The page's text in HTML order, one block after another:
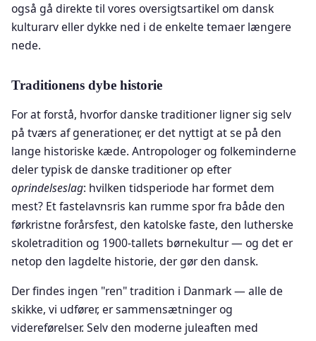
også gå direkte til vores oversigtsartikel om dansk
kulturarv eller dykke ned i de enkelte temaer længere
nede.
Traditionens dybe historie
For at forstå, hvorfor danske traditioner ligner sig selv
på tværs af generationer, er det nyttigt at se på den
lange historiske kæde. Antropologer og folkeminderne
deler typisk de danske traditioner op efter
oprindelseslag: hvilken tidsperiode har formet dem
mest? Et fastelavnsris kan rumme spor fra både den
førkristne forårsfest, den katolske faste, den lutherske
skoletradition og 1900-tallets børnekultur — og det er
netop den lagdelte historie, der gør den dansk.
Der findes ingen "ren" tradition i Danmark — alle de
skikke, vi udfører, er sammensætninger og
videreførelser. Selv den moderne juleaften med